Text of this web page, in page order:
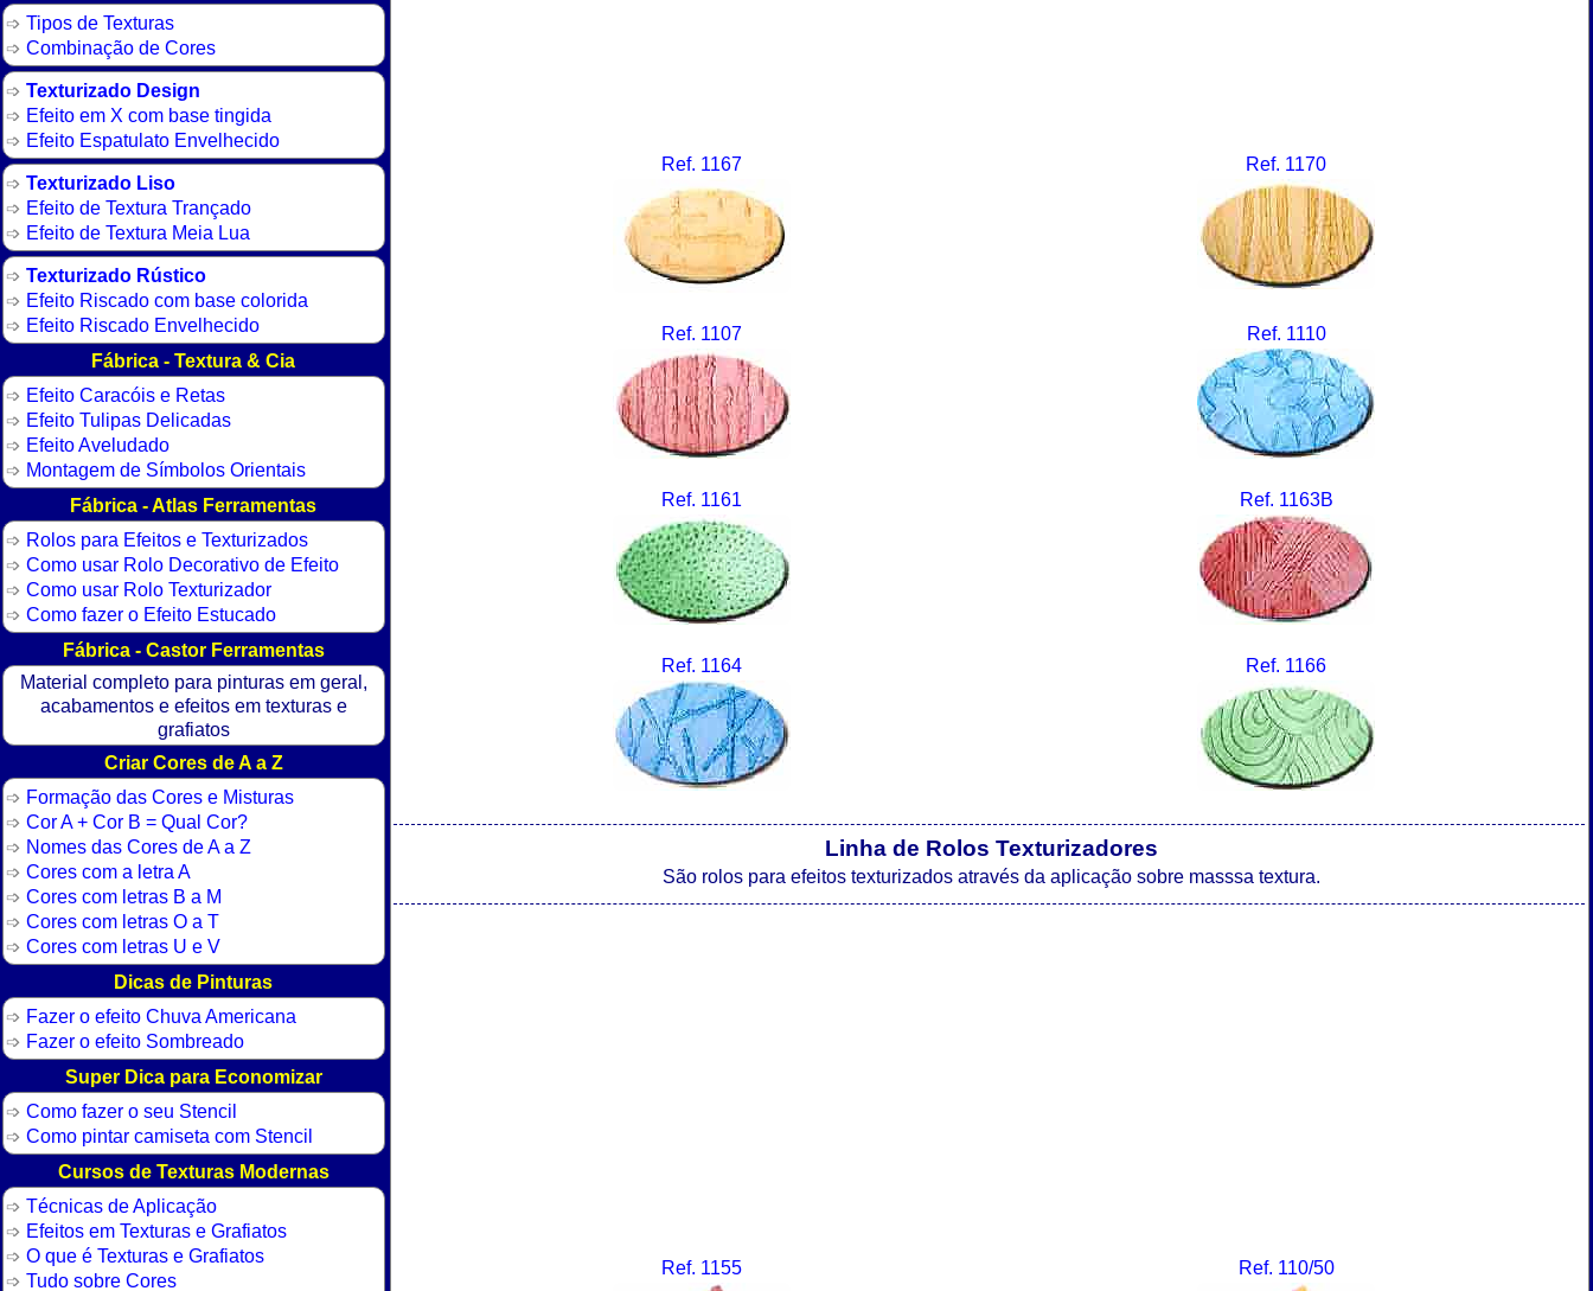
Ref. 1167 Ref. 1170
Ref. 1107 Ref. 1110
Ref. 1161 Ref. 1163B
Ref. 1164 Ref. 1166
Linha de Rolos Texturizadores
São rolos para efeitos texturizados através da aplicação sobre masssa textura.
Ref. 1155 Ref. 110/50
Tipos de Texturas
Combinação de Cores
Texturizado Design
Efeito em X com base tingida
Efeito Espatulato Envelhecido
Texturizado Liso
Efeito de Textura Trançado
Efeito de Textura Meia Lua
Texturizado Rústico
Efeito Riscado com base colorida
Efeito Riscado Envelhecido
Fábrica - Textura & Cia
Efeito Caracóis e Retas
Efeito Tulipas Delicadas
Efeito Aveludado
Montagem de Símbolos Orientais
Fábrica - Atlas Ferramentas
Rolos para Efeitos e Texturizados
Como usar Rolo Decorativo de Efeito
Como usar Rolo Texturizador
Como fazer o Efeito Estucado
Fábrica - Castor Ferramentas
Material completo para pinturas em geral,
acabamentos e efeitos em texturas e
grafiatos
Criar Cores de A a Z
Formação das Cores e Misturas
Cor A + Cor B = Qual Cor?
Nomes das Cores de A a Z
Cores com a letra A
Cores com letras B a M
Cores com letras O a T
Cores com letras U e V
Dicas de Pinturas
Fazer o efeito Chuva Americana
Fazer o efeito Sombreado
Super Dica para Economizar
Como fazer o seu Stencil
Como pintar camiseta com Stencil
Cursos de Texturas Modernas
Técnicas de Aplicação
Efeitos em Texturas e Grafiatos
O que é Texturas e Grafiatos
Tudo sobre Cores